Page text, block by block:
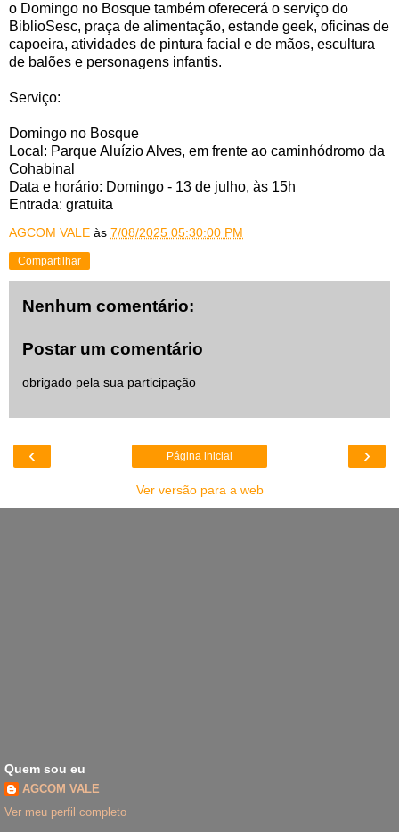
o Domingo no Bosque também oferecerá o serviço do
BiblioSesc, praça de alimentação, estande geek, oficinas de
capoeira, atividades de pintura facial e de mãos, escultura
de balões e personagens infantis.
Serviço:
Domingo no Bosque
Local: Parque Aluízio Alves, em frente ao caminhódromo da
Cohabinal
Data e horário: Domingo - 13 de julho, às 15h
Entrada: gratuita
AGCOM VALE às 7/08/2025 05:30:00 PM
Compartilhar
Nenhum comentário:
Postar um comentário
obrigado pela sua participação
‹ ›
Página inicial
Ver versão para a web
Quem sou eu
AGCOM VALE
Ver meu perfil completo